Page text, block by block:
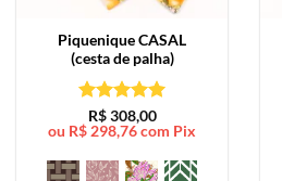
PiqueniqueCASAL
(cesta de palha)
Avaliação5
de 5
R$308,00
ou R$298,76com Pix